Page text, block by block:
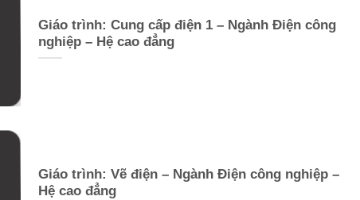
Giáo trình: Cung cấp điện 1 – Ngành Điện công
nghiệp – Hệ cao đẳng
Giáo trình: Vẽ điện – Ngành Điện công nghiệp –
Hệ cao đẳng